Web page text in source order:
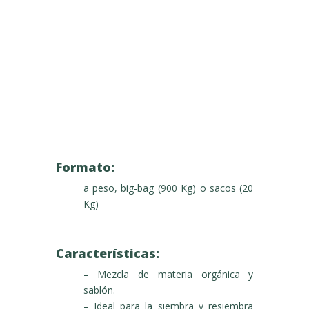
Formato:
a peso, big-bag (900 Kg) o sacos (20
Kg)
Características:
– Mezcla de materia orgánica y
sablón.
– Ideal para la siembra y resiembra